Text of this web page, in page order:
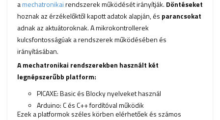
amechatronikairendszerek működését irányítják. Döntéseket
hoznak az érzékelőktől kapott adatok alapján, és parancsokat
adnak az aktuátoroknak. A mikrokontrollerek
kulcsfontosságúak a rendszerek működésében és
irányításában.
Amechatronikai rendszerekben használt két
legnépszerűbb platform:
PICAXE: Basic és Blocky nyelveket használ
Arduino: C és C++ fordítóval működik
Ezek a platformok széles körben elérhetőek és számos